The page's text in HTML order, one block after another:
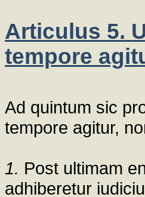
Articulus 5.
tempore
Ad quintum sic
tempore agitur,
1. Post ultimam
adhiberetur